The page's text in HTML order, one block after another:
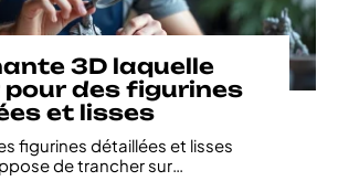
3D laquelle
des figurines
et lisses
figurines détaillées et lisses
de trancher sur